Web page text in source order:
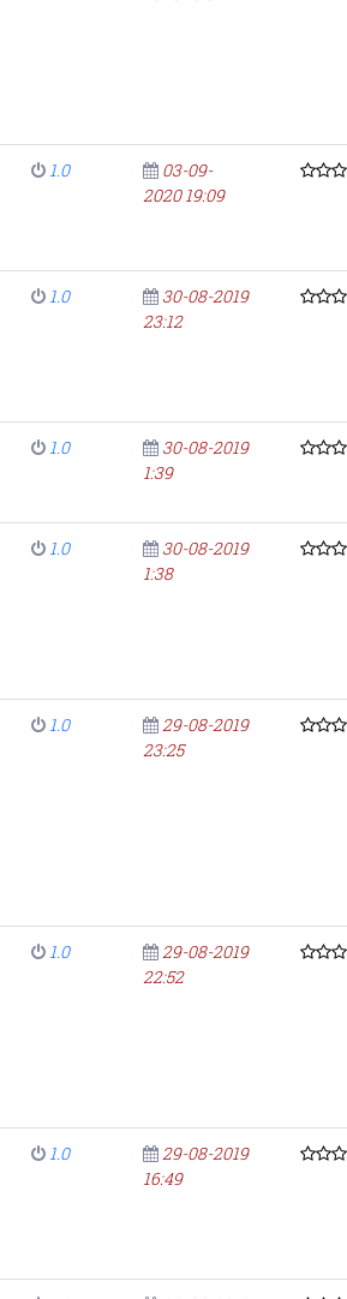
1.0
03-09-
2020 19:09
1.0
30-08-2019
23:12
1.0
30-08-2019
1:39
1.0
30-08-2019
1:38
1.0
29-08-2019
23:25
1.0
29-08-2019
22:52
1.0
29-08-2019
16:49